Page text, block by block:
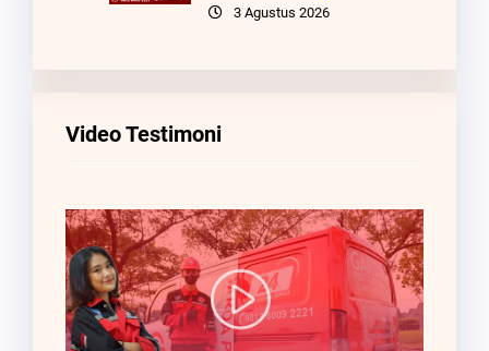
3 Agustus 2026
Video Testimoni